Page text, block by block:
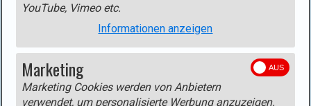
YouTube, Vimeo etc.
Informationen anzeigen
Marketing
Marketing Cookies werden von Anbietern
verwendet, um personalisierte Werbung anzuzeigen.